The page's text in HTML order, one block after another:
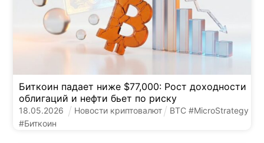
Биткоин падает ниже $77,000: Рост доходности
облигаций и нефти бьет по риску
18.05.2026 Новости криптовалют BTC#MicroStrategy
#Биткоин